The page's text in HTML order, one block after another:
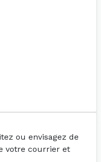
ou envisagez de
votre courrier et